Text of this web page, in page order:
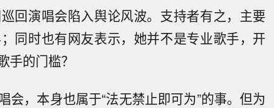
回演唱会陷入舆论风波。支持者有之，主要
同时也有网友表示，她并不是专业歌手，开
手的门槛？
会，本身也属于“法无禁止即可为”的事。但为